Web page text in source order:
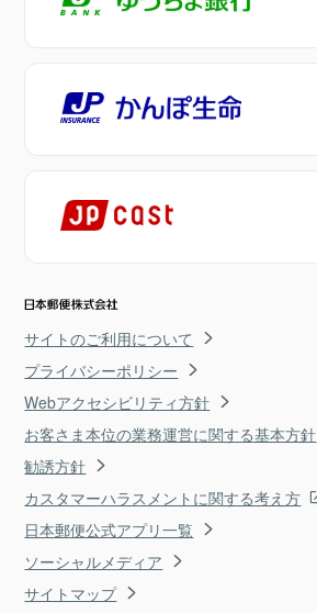
サイトのご利用について
プライバシーポリシー
Webアクセシビリティ方針
お客さま本位の業務運営に関する基本方針
勧誘方針
カスタマーハラスメントに関する考え方
日本郵便公式アプリ一覧
ソーシャルメディア
サイトマップ